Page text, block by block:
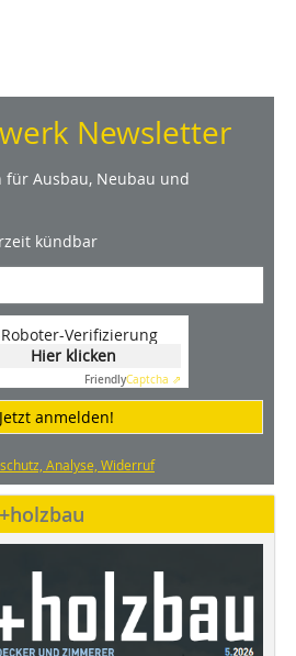
Newsletter
für Ausbau, Neubau und
kündbar
Verifizierung
Hier klicken
FriendlyCaptcha ⇗
anmelden!
Analyse, Widerruf